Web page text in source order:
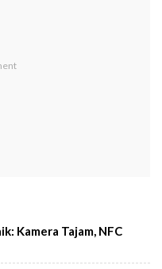
Kamera Tajam, NFC